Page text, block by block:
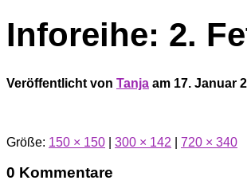
Inforeihe: 2.
Veröffentlicht von Tanja am 17. Januar
Größe: 150 × 150 300 × 142 720 × 340
0 Kommentare